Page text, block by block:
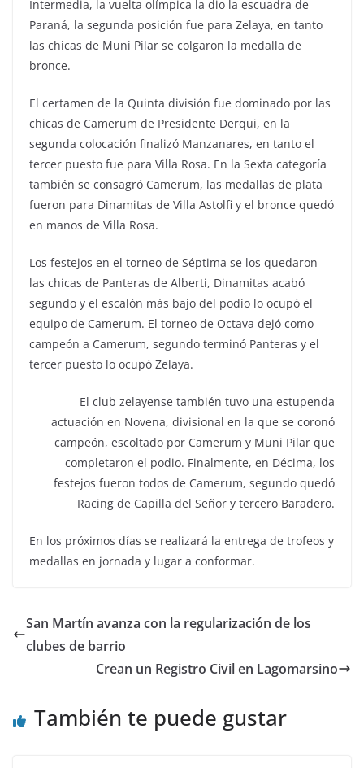
Intermedia, la vuelta olímpica la dio la escuadra de
Paraná, la segunda posición fue para Zelaya, en tanto
las chicas de Muni Pilar se colgaron la medalla de
bronce.
El certamen de la Quinta división fue dominado por las
chicas de Camerum de Presidente Derqui, en la
segunda colocación finalizó Manzanares, en tanto el
tercer puesto fue para Villa Rosa. En la Sexta categoría
también se consagró Camerum, las medallas de plata
fueron para Dinamitas de Villa Astolfi y el bronce quedó
en manos de Villa Rosa.
Los festejos en el torneo de Séptima se los quedaron
las chicas de Panteras de Alberti, Dinamitas acabó
segundo y el escalón más bajo del podio lo ocupó el
equipo de Camerum. El torneo de Octava dejó como
campeón a Camerum, segundo terminó Panteras y el
tercer puesto lo ocupó Zelaya.
El club zelayense también tuvo una estupenda
actuación en Novena, divisional en la que se coronó
campeón, escoltado por Camerum y Muni Pilar que
completaron el podio. Finalmente, en Décima, los
festejos fueron todos de Camerum, segundo quedó
Racing de Capilla del Señor y tercero Baradero.
En los próximos días se realizará la entrega de trofeos y
medallas en jornada y lugar a conformar.
San Martín avanza con la regularización de los
clubes de barrio
Crean un Registro Civil en Lagomarsino
También te puede gustar